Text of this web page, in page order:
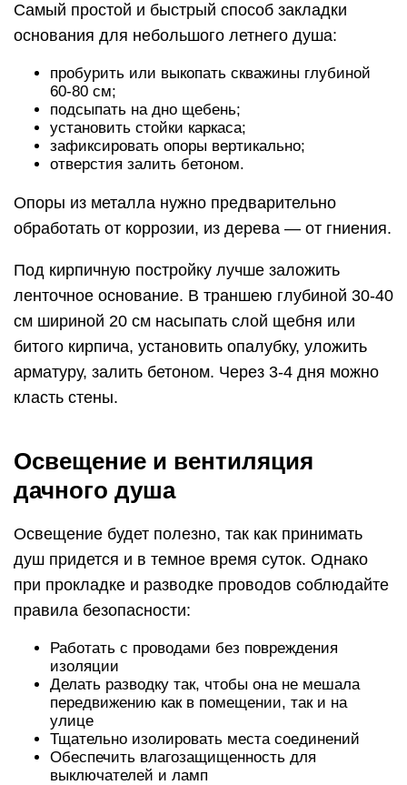
Самый простой и быстрый способ закладки
основания для небольшого летнего душа:
пробурить или выкопать скважины глубиной
60-80 см;
подсыпать на дно щебень;
установить стойки каркаса;
зафиксировать опоры вертикально;
отверстия залить бетоном.
Опоры из металла нужно предварительно
обработать от коррозии, из дерева — от гниения.
Под кирпичную постройку лучше заложить
ленточное основание. В траншею глубиной 30-40
см шириной 20 см насыпать слой щебня или
битого кирпича, установить опалубку, уложить
арматуру, залить бетоном. Через 3-4 дня можно
класть стены.
Освещение и вентиляция
дачного душа
Освещение будет полезно, так как принимать
душ придется и в темное время суток. Однако
при прокладке и разводке проводов соблюдайте
правила безопасности:
Работать с проводами без повреждения
изоляции
Делать разводку так, чтобы она не мешала
передвижению как в помещении, так и на
улице
Тщательно изолировать места соединений
Обеспечить влагозащищенность для
выключателей и ламп